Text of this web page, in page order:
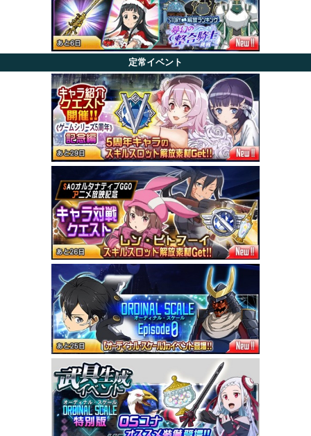
定常イベント